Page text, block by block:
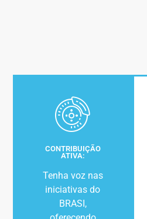
CONTRIBUIÇÃO
ATIVA:
Tenha voz nas
iniciativas do
BRASI,